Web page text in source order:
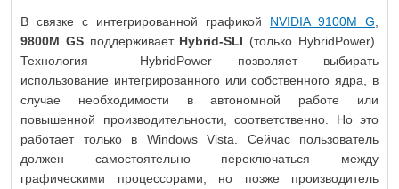
В связке с интегрированной графикой NVIDIA 9100M G
9800M GSподдерживает Hybrid-SLI (только HybridPower).
Технология HybridPower позволяет выбирать
использование интегрированного или собственного ядра, в
случае необходимости в автономной работе или
повышенной производительности, соответственно. Но это
работает только в Windows Vista. Сейчас пользователь
должен самостоятельно переключаться между
графическими процессорами, но позже производитель